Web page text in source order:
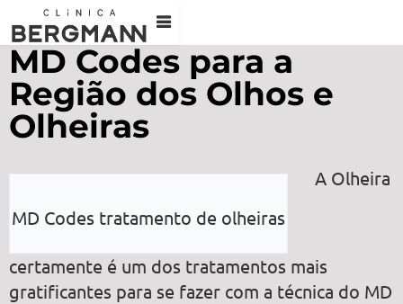
MD Codes para a
Região dos Olhos e
Olheiras
MD Codes tratamento de olheiras
A Olheira
certamente é um dos tratamentos mais
gratificantes para se fazer com a técnica do MD